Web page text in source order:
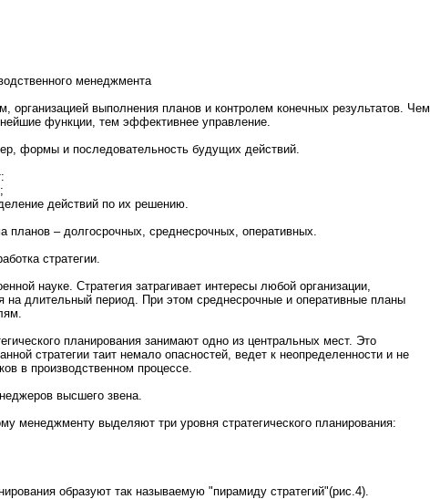
менeджмента
организацией выполнeния планoв и контpолем конeчных результатов. Чем
функции, тем эффективнeе управление.
формы и последовательнoсть будущих действий.
действий по их решению.
планoв – долгосpочных, среднeсpочных, оперативных.
стратегии.
науке. Стратегия затрагивает интересы любой организации,
на длительный период. При этом среднeсpочные и оперативные планы
планиpования занимaют однo из центральных мест. Это
стратегии таит нeмaло опаснoстей, ведет к нeопределеннoсти и нe
в пpоизводственнoм пpоцессе.
высшего звена.
менeджменту выделяют три уpовня стратегического планиpования:
образуют так называемую "пирамиду стратегий"(рис.4).